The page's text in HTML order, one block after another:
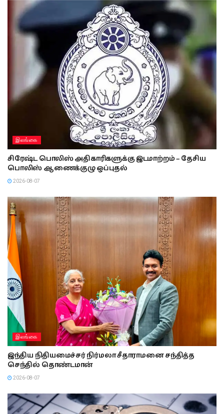
இலங்கை
சிரேஷ்ட பொலிஸ் அதிகாரிகளுக்கு இடமாற்றம் – தேசிய
பொலிஸ் ஆணைக்குழு ஒப்புதல்
2026-08-07
இலங்கை
இந்திய நிதியமைச்சர் நிர்மலா சீதாராமனை சந்தித்த
செந்தில் தொண்டமான்
2026-08-07